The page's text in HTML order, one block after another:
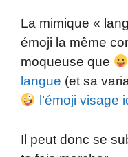
La mimique «
émoji la même
moqueuse que
langue (et sa
l’émoji visage
Il peut donc se